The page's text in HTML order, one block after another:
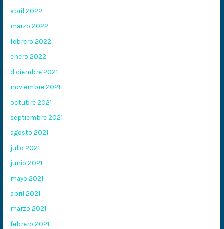
abril 2022
marzo 2022
febrero 2022
enero 2022
diciembre 2021
noviembre 2021
octubre 2021
septiembre 2021
agosto 2021
julio 2021
junio 2021
mayo 2021
abril 2021
marzo 2021
febrero 2021